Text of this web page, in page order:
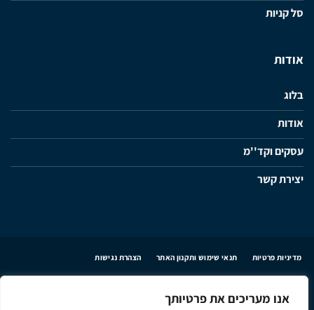
אנו מעריכים את פרטיותך
סל קניות
אודות
בלוג
אודות
עסקים וקד''מ
יצירת קשר
מדיניות פרטיות תנאי שימוש ותקנון האתר הצהרת נגישות